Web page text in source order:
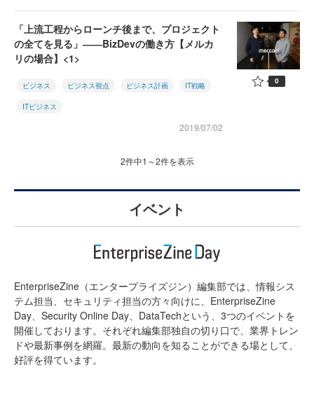
「上流工程からローンチ後まで、プロジェクト
の全てを見る」――BizDevの働き方【メルカ
リの場合】<1>
ビジネス ビジネス視点 ビジネス計画 IT戦略
ITビジネス
2019/07/02
0
2件中1～2件を表示
イベント
EnterpriseZine（エンタープライズジン）編集部では、情報シス
テム担当、セキュリティ担当の方々向けに、EnterpriseZine
Day、Security Online Day、DataTechという、3つのイベントを
開催しております。それぞれ編集部独自の切り口で、業界トレン
ドや最新事例を網羅。最新の動向を知ることができる場として、
好評を得ています。